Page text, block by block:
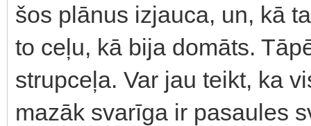
šos plānus izjauca, un, kā
to ceļu, kā bija domāts.
strupceļa. Var jau teikt, ka
mazāk svarīga ir pasaules